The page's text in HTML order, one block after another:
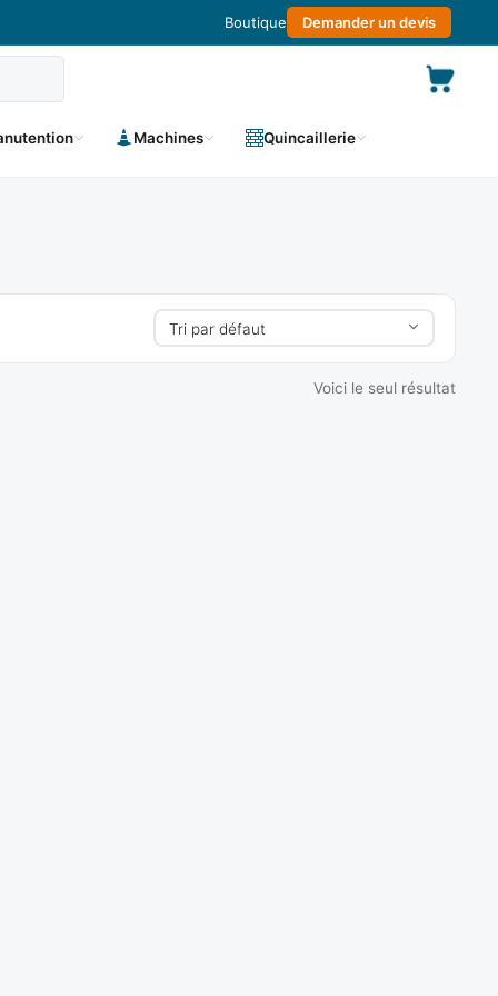
Boutique Demander un devis
Machines Quincaillerie
Voici le seul résultat